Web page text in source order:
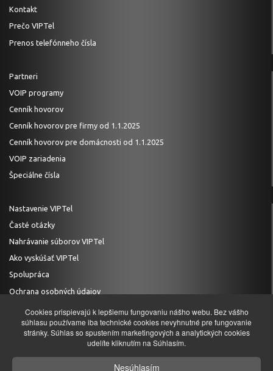
Kontakt
Prečo VIPTel
Prenos telefónneho čísla
Partneri
VOIP programy
Cenník hovorov
Cenník hovorov pre firmy od 1.1.2025
Cenník hovorov pre domácnosti od 1.1.2025
VOIP zariadenia
Špeciálne čísla
Nastavenie VIPTel
Časté otázky
Nahrávanie súborov VIPTel
Ako vyskúšať VIPTel
Spolupráca
Ochrana osobných údajov
TECHNICKÁ PODPORA
Cookies prispievajú k lepšiemu fungovaniu nášho webu. Bez vášho
súhlasu používame iba technické cookies nevyhnutné pre fungovanie
stránky. Súhlas so spustením marketingových a analytických cookies
udelíte kliknutím na Súhlasím.
Nesúhlasím